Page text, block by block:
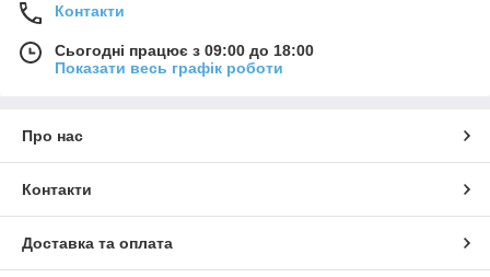
Контакти
Сьогодні працює з 09:00 до 18:00
Показати весь графік роботи
Про нас
Контакти
Доставка та оплата